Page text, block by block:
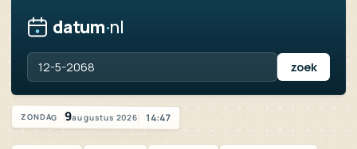
datum·nl
Vandaag is het zondag 9 augustus 2026
ZONDAG 9augustus 2026 14:47
Zoek een datum, jaartal of feestdag